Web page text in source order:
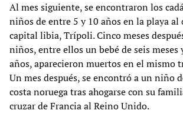
Al mes siguiente, se encontraron los
niños de entre 5 y 10 años en la playa al
capital libia, Trípoli. Cinco meses
niños, entre ellos un bebé de seis meses
años, aparecieron muertos en el mismo
Un mes después, se encontró a un niño
costa noruega tras ahogarse con su
cruzar de Francia al Reino Unido.